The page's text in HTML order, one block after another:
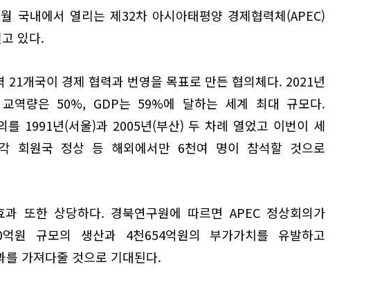
국내에서 열리는 제32차 아시아태평양 경제협력체(APEC)
있다.
21개국이 경제 협력과 번영을 목표로 만든 협의체다. 2021년
역량은 50%, GDP는 59%에 달하는 세계 최대 규모다.
를 1991년(서울)과 2005년(부산) 두 차례 열었고 이번이 세
회원국 정상 등 해외에서만 6천여 명이 참석할 것으로
또한 상당하다. 경북연구원에 따르면 APEC 정상회의가
원 규모의 생산과 4천654억원의 부가가치를 유발하고
가져다줄 것으로 기대된다.